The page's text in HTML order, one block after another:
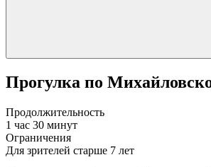
Прогулка по
Продолжительность
1 час 30 минут
Ограничения
Для зрителей старше 7 лет